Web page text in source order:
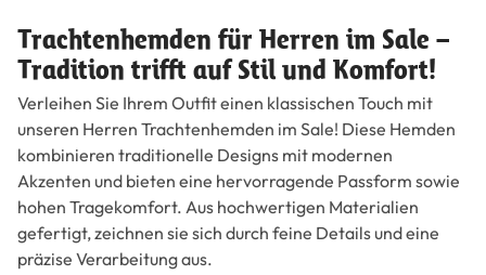
Trachtenhemden für Herren im Sale –
Tradition trifft auf Stil und Komfort!
Verleihen Sie Ihrem Outfit einen klassischen Touch mit
unseren Herren Trachtenhemden im Sale! Diese Hemden
kombinieren traditionelle Designs mit modernen
Akzenten und bieten eine hervorragende Passform sowie
hohen Tragekomfort. Aus hochwertigen Materialien
gefertigt, zeichnen sie sich durch feine Details und eine
präzise Verarbeitung aus.